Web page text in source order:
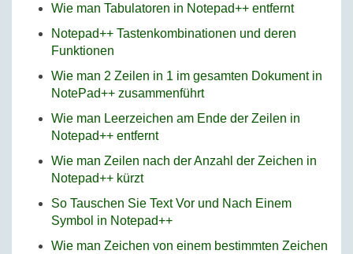
Wie man Tabulatoren in Notepad++ entfernt
Notepad++ Tastenkombinationen und deren
Funktionen
Wie man 2 Zeilen in 1 im gesamten Dokument in
NotePad++ zusammenführt
Wie man Leerzeichen am Ende der Zeilen in
Notepad++ entfernt
Wie man Zeilen nach der Anzahl der Zeichen in
Notepad++ kürzt
So Tauschen Sie Text Vor und Nach Einem
Symbol in Notepad++
Wie man Zeichen von einem bestimmten Zeichen